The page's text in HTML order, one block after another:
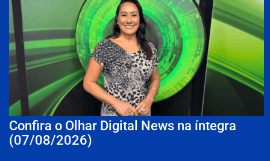
Confira o Olhar Digital News na íntegra
(07/08/2026)